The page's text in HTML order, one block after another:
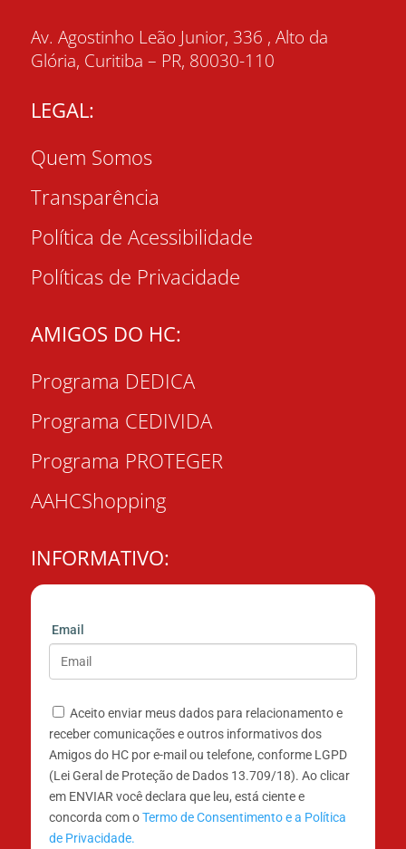
Av. Agostinho Leão Junior, 336 , Alto da
Glória, Curitiba – PR, 80030-110
LEGAL:
Quem Somos
Transparência
Política de Acessibilidade
Políticas de Privacidade
AMIGOS DO HC:
Programa DEDICA
Programa CEDIVIDA
Programa PROTEGER
AAHCShopping
INFORMATIVO:
Email
Aceito enviar meus dados para relacionamento e
receber comunicações e outros informativos dos
Amigos do HC por e-mail ou telefone, conforme LGPD
(Lei Geral de Proteção de Dados 13.709/18). Ao clicar
em ENVIAR você declara que leu, está ciente e
concorda com oTermo de Consentimento e a Política
de Privacidade.